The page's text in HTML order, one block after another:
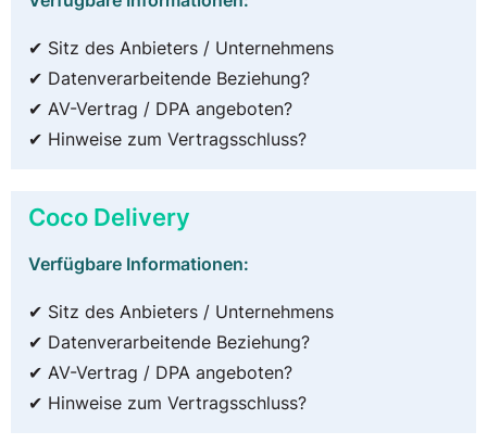
✔ Sitz des Anbieters / Unternehmens
✔ Datenverarbeitende Beziehung?
✔ AV-Vertrag / DPA angeboten?
✔ Hinweise zum Vertragsschluss?
Coco Delivery
Verfügbare Informationen:
✔ Sitz des Anbieters / Unternehmens
✔ Datenverarbeitende Beziehung?
✔ AV-Vertrag / DPA angeboten?
✔ Hinweise zum Vertragsschluss?